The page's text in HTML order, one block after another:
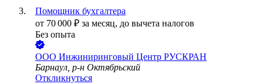
Помощник бухгалтера
от 70 000 ₽ за месяц, до вычета налогов
Без опыта
ООО Инжиниринговый Центр РУСКРАН
Барнаул, р-н Октябрьский
Откликнуться